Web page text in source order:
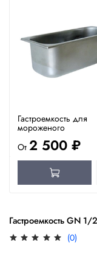
Гастроемкость для
мороженого
От 2 500 ₽
Гастроемкость GN
(0)